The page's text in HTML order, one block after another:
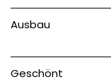
Ausbau
Geschönt